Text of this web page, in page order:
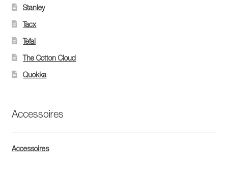
Stanley
Tacx
Tefal
The Cotton Cloud
Quokka
Accessoires
Accessoires